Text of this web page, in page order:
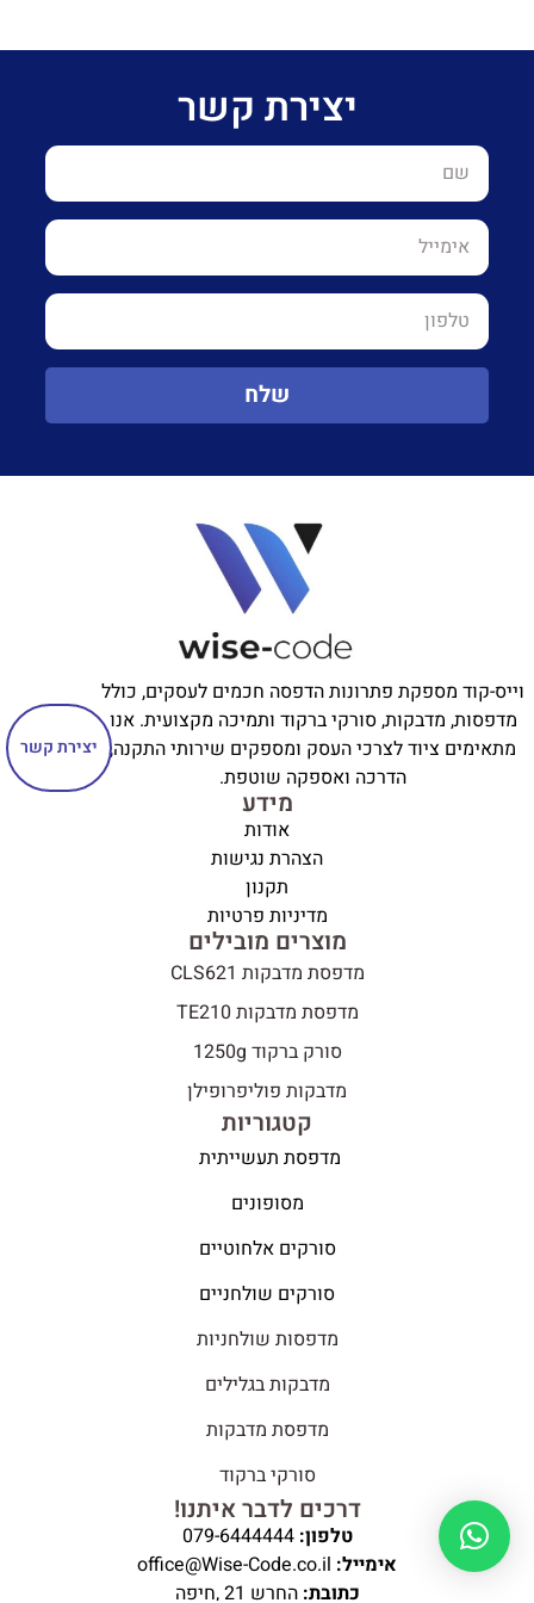
יצירת קשר
יצירת קשר
שלח
וייס-קוד מספקת פתרונות הדפסה חכמים לעסקים, כולל
מדפסות, מדבקות, סורקי ברקוד ותמיכה מקצועית. אנו
מתאימים ציוד לצרכי העסק ומספקים שירותי התקנה,
הדרכה ואספקה שוטפת.
מידע
אודות
הצהרת נגישות
תקנון
מדיניות פרטיות
מוצרים מובילים
מדפסת מדבקות CLS621
מדפסת מדבקות TE210
סורק ברקוד 1250g
מדבקות פוליפרופילן
קטגוריות
מדפסת תעשייתית
מסופונים
סורקים אלחוטיים
סורקים שולחניים
מדפסות שולחניות
מדבקות בגלילים
מדפסת מדבקות
סורקי ברקוד
דרכים לדבר איתנו!
טלפון: 079-6444444
אימייל:
כתובת: החרש 21 ,חיפה